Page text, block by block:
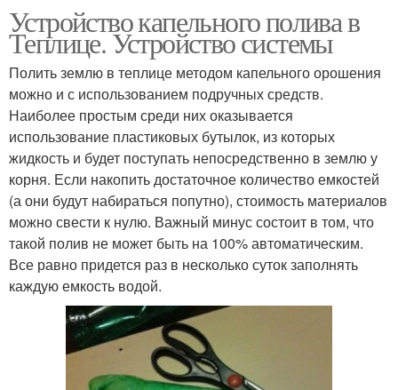
Устройство капельного полива в
Теплице. Устройство системы
Полить землю в теплице методом капельного орошения
можно и с использованием подручных средств.
Наиболее простым среди них оказывается
использование пластиковых бутылок, из которых
жидкость и будет поступать непосредственно в землю у
корня. Если накопить достаточное количество емкостей
(а они будут набираться попутно), стоимость материалов
можно свести к нулю. Важный минус состоит в том, что
такой полив не может быть на 100% автоматическим.
Все равно придется раз в несколько суток заполнять
каждую емкость водой.